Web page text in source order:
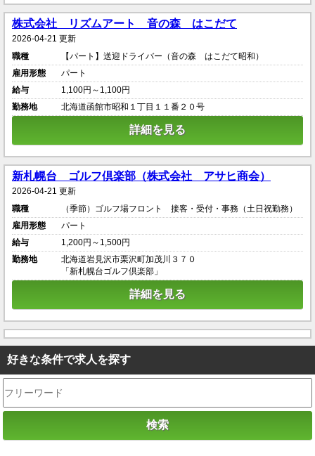
株式会社 リズムアート 音の森 はこだて
2026-04-21 更新
職種
【パート】送迎ドライバー（音の森 はこだて昭和）
雇用形態
パート
給与
1,100円～1,100円
勤務地
北海道函館市昭和１丁目１１番２０号
詳細を見る
新札幌台 ゴルフ倶楽部（株式会社 アサヒ商会）
2026-04-21 更新
職種
（季節）ゴルフ場フロント 接客・受付・事務（土日祝勤務）
雇用形態
パート
給与
1,200円～1,500円
勤務地
北海道岩見沢市栗沢町加茂川３７０
「新札幌台ゴルフ倶楽部」
詳細を見る
好きな条件で求人を探す